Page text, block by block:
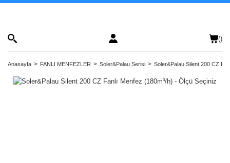
()
Anasayfa FANLI MENFEZLER Soler&Palau Serisi Soler&Palau Silent 200 CZ